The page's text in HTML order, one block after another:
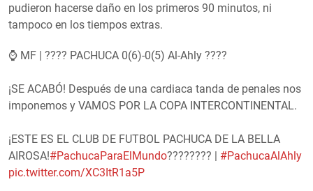
pudieron hacerse daño en los primeros 90 minutos, ni
tampoco en los tiempos extras.
⌚️ MF | ????️ PACHUCA 0(6)-0(5) Al-Ahly ????
¡SE ACABÓ! Después de una cardiaca tanda de penales nos
imponemos y VAMOS POR LA COPA INTERCONTINENTAL.
¡ESTE ES EL CLUB DE FUTBOL PACHUCA DE LA BELLA
AIROSA!#PachucaParaElMundo???????? | #PachucaAlAhly
pic.twitter.com/XC3ItR1a5P